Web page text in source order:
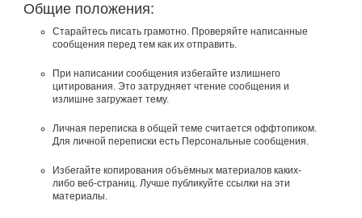
Общие положения:
Старайтесь писать грамотно. Проверяйте написанные
сообщения перед тем как их отправить.
При написании сообщения избегайте излишнего
цитирования. Это затрудняет чтение сообщения и
излишне загружает тему.
Личная переписка в общей теме считается оффтопиком.
Для личной переписки есть Персональные сообщения.
Избегайте копирования объёмных материалов каких-
либо веб-страниц. Лучше публикуйте ссылки на эти
материалы.